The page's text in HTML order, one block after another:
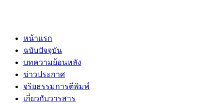
หน้าแรก
ฉบับปัจจุบัน
บทความย้อนหลัง
ข่าวประกาศ
จริยธรรมการตีพิมพ์
เกี่ยวกับวารสาร